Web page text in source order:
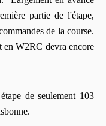
partie de l'étape,
de la course.
W2RC devra encore
de seulement 103